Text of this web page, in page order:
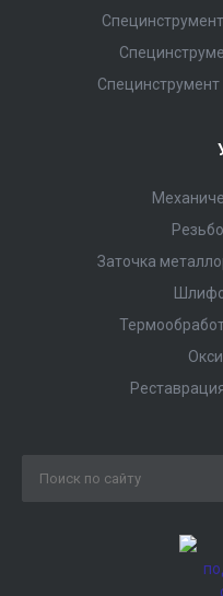
Заточка